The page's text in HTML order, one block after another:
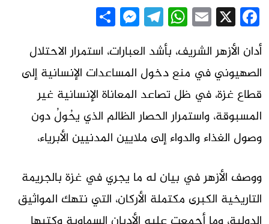
Facebook
X
Email
WhatsApp
Telegram
Messenger
أدان الأزهر الشريف، بأشد العبارات، استمرار الاحتلال
الصهيوني في منع دخول المساعدات الإنسانية إلى
قطاع غزة، في ظل تصاعد المعاناة الإنسانية غير
المسبوقة، واستمرار الحصار الظالم الذي يحُولُ دون
وصول الغذاء والدواء إلى ملايين المدنيين الأبرياء،
ووصف الأزهر في بيان له ما يجري في غزة بالجريمة
التاريخية الكبرى مكتملة الأركان، التي نتهك المواثيق